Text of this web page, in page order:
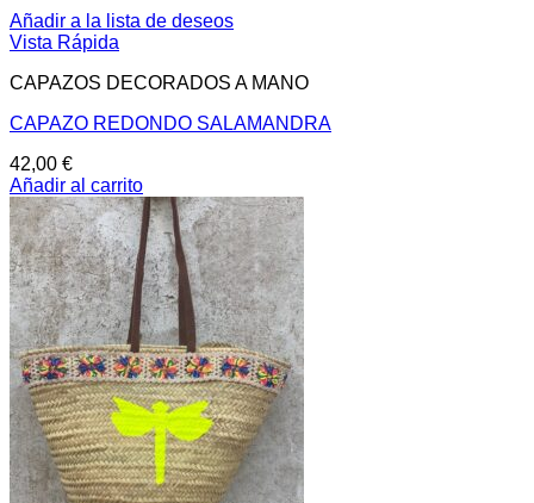
Añadir a la lista de deseos
Vista Rápida
CAPAZOS DECORADOS A MANO
CAPAZO REDONDO SALAMANDRA
42,00 €
Añadir al carrito